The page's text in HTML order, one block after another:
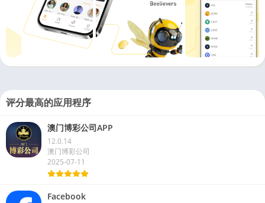
评分最高的应用程序
澳门博彩公司APP
12.0.14
澳门博彩公司
2025-07-11
Facebook